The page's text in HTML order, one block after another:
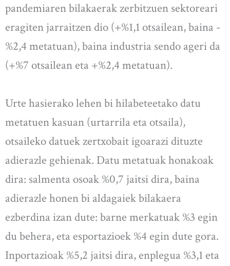
pandemiaren bilakaerak zerbitzuen sektoreari
eragiten jarraitzen dio (+%1,1 otsailean, baina -
%2,4 metatuan), baina industria sendo ageri da
(+%7 otsailean eta +%2,4 metatuan).
Urte hasierako lehen bi hilabeteetako datu
metatuen kasuan (urtarrila eta otsaila),
otsaileko datuek zertxobait igoarazi dituzte
adierazle gehienak. Datu metatuak honakoak
dira: salmenta osoak %0,7 jaitsi dira, baina
adierazle honen bi aldagaiek bilakaera
ezberdina izan dute: barne merkatuak %3 egin
du behera, eta esportazioek %4 egin dute gora.
Inportazioak %5,2 jaitsi dira, enplegua %3,1 eta